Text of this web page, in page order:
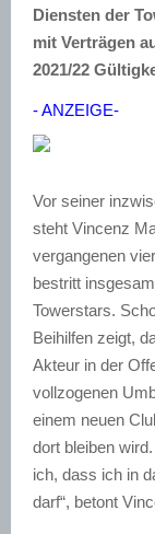
Diensten der
mit Verträgen
2021/22
- ANZEIGE-
Vor seiner
steht Vincenz
vergangenen
bestritt
Towerstars.
Beihilfen zeigt,
Akteur in der
vollzogenen
einem neuen
dort bleiben
ich, dass ich in
darf“, betont